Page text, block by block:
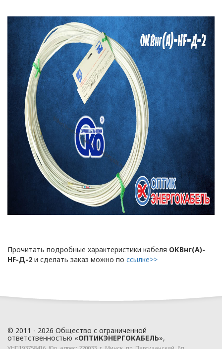
Прочитать подробные характеристики кабеля ОКВнг(A)-
HF-Д-2 и сделать заказ можно по ссылке>>
© 2011 - 2026 Общество с ограниченной
ответственностью «ОПТИКЭНЕРГОКАБЕЛЬ»,
персональных
данных
Общество с ограниченной
ответственностью
«ОПТИКЭНЕРГОКАБЕЛЬ»
УТВЕРЖДАЮ
Директор ООО
«ОПТИКЭНЕРГОКАБЕЛЬ»
В.А. Прокопчук _________​
г. Минск
Глава 1
Общие
персональных данных
(далее – Политика)
определяет